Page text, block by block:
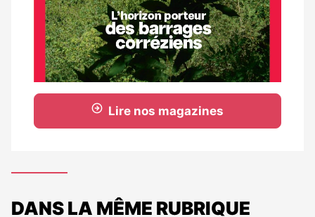
Lire nos magazines
DANS LA MÊME RUBRIQUE